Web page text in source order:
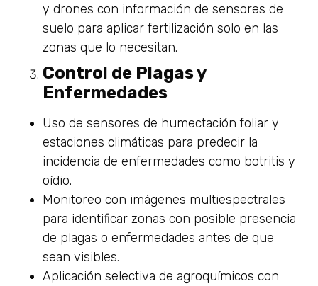
y drones con información de sensores de
suelo para aplicar fertilización solo en las
zonas que lo necesitan.
Control de Plagas y
Enfermedades
Uso de sensores de humectación foliar y
estaciones climáticas para predecir la
incidencia de enfermedades como botritis y
oídio.
Monitoreo con imágenes multiespectrales
para identificar zonas con posible presencia
de plagas o enfermedades antes de que
sean visibles.
Aplicación selectiva de agroquímicos con